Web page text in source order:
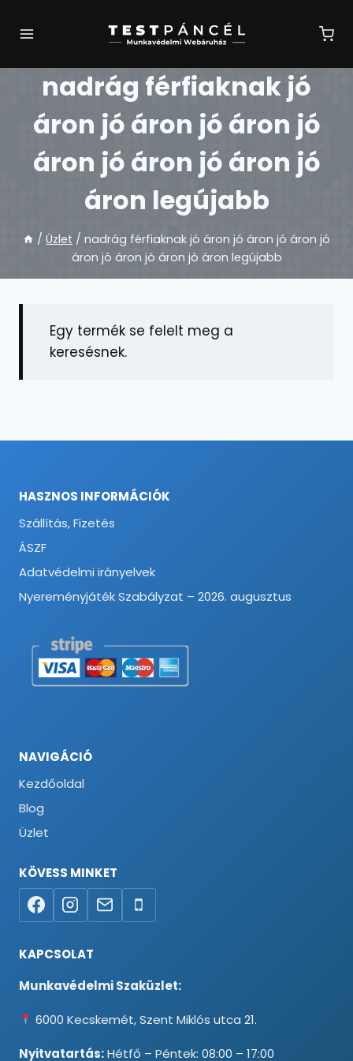
nadrág férfiaknak jó
áron jó áron jó áron jó
áron jó áron jó áron jó
áron legújabb
/ Üzlet / nadrág férfiaknak jó áron jó áron jó áron jó
áron jó áron jó áron jó áron legújabb
Egy termék se felelt meg a
keresésnek.
HASZNOS INFORMÁCIÓK
Szállítás, Fizetés
ÁSZF
Adatvédelmi irányelvek
Nyereményjáték Szabályzat – 2026. augusztus
NAVIGÁCIÓ
Kezdőoldal
Blog
Üzlet
KÖVESS MINKET
KAPCSOLAT
Munkavédelmi Szaküzlet:
6000 Kecskemét, Szent Miklós utca 21.
Nyitvatartás:Hétfő – Péntek: 08:00 – 17:00